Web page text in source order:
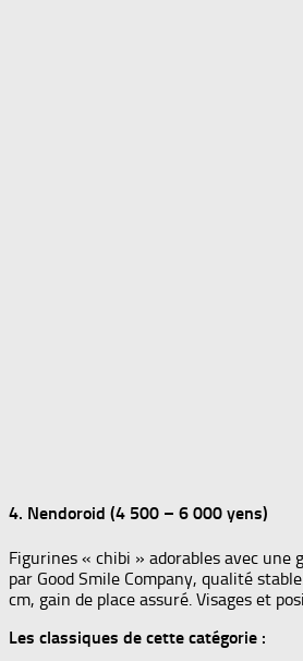
4. Nendoroid (4 500 – 6 000 yens)
Figurines « chibi » adorables avec une
par Good Smile Company, qualité
cm, gain de place assuré. Visages et
Les classiques de cette catégorie :